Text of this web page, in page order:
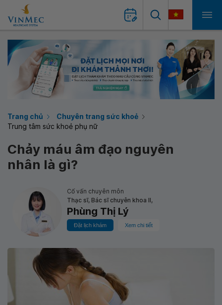
Trang chủ
Chuyên trang sức khoẻ
Trung tâm sức khoẻ phụ nữ
Chảy máu âm đạo nguyên
nhân là gì?
Cố vấn chuyên môn
Thạc sĩ, Bác sĩ chuyên khoa II,
Phùng Thị Lý
Đặt lịch khám Xem chi tiết